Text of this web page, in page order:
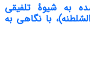
به شیوۀ تلفیقی
با نگاهی به